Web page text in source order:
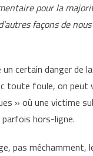
pour la
façons de
un certain danger de
toute foule, on peut
» où une victime
hors-ligne.
pas méchamment,